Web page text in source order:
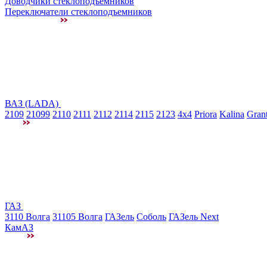
Переключатели стеклоподъемников
ВАЗ (LADA)
2109 21099 2110 2111 2112 2114 2115 2123 4x4 Priora Kalina
ГАЗ
3110 Волга 31105 Волга ГАЗель Соболь ГАЗель Next
КамАЗ